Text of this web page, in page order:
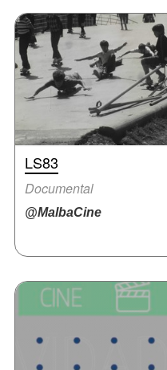
LS83
Documental
@MalbaCine